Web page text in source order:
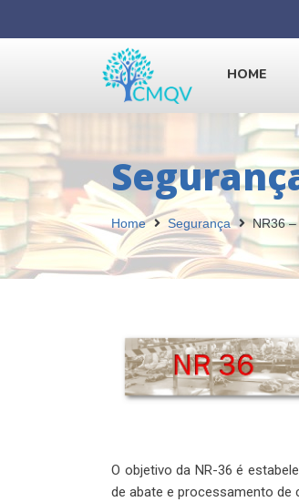
HOME
Home Segurança NR36 –
O objetivo da NR-36 é
de abate e processamento de